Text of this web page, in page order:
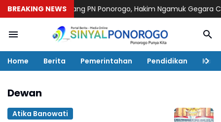
BREAKING NEWS
Ruang Sidang PN Ponorogo, Hakim Ngamuk Gegara Cara
Home Berita Pemerintahan Pendidikan
Dewan
Atika Banowati